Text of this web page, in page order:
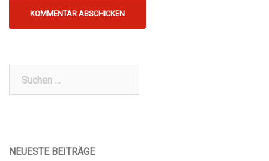
Suchen
NEUESTE BEITRÄGE